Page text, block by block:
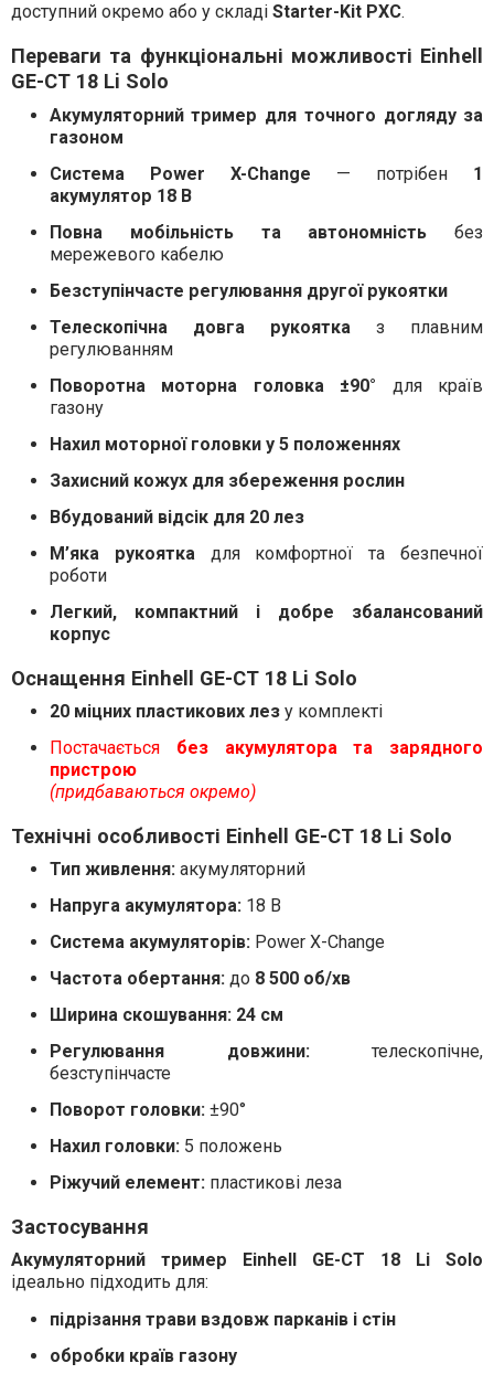
доступний окремо або у складі Starter-Kit PXC.
Переваги та функціональні можливості Einhell
GE-CT 18 Li Solo
Акумуляторний тример для точного догляду за
газоном
Система Power X-Change — потрібен 1
акумулятор 18 В
Повна мобільність та автономність без
мережевого кабелю
Безступінчасте регулювання другої рукоятки
Телескопічна довга рукоятка з плавним
регулюванням
Поворотна моторна головка ±90° для країв
газону
Нахил моторної головки у 5 положеннях
Захисний кожух для збереження рослин
Вбудований відсік для 20 лез
М’яка рукоятка для комфортної та безпечної
роботи
Легкий, компактний і добре збалансований
корпус
Оснащення Einhell GE-CT 18 Li Solo
20 міцних пластикових лезу комплекті
Постачається без акумулятора та зарядного
пристрою
(придбаваються окремо)
Технічні особливості Einhell GE-CT 18 Li Solo
Тип живлення:акумуляторний
Напруга акумулятора:18 В
Система акумуляторів:Power X-Change
Частота обертання:до 8 500 об/хв
Ширина скошування: 24 см
Регулювання довжини:телескопічне,
безступінчасте
Поворот головки:±90°
Нахил головки:5 положень
Ріжучий елемент:пластикові леза
Застосування
Акумуляторний тример Einhell GE-CT 18 Li Solo
ідеально підходить для:
підрізання трави вздовж парканів і стін
обробки країв газону